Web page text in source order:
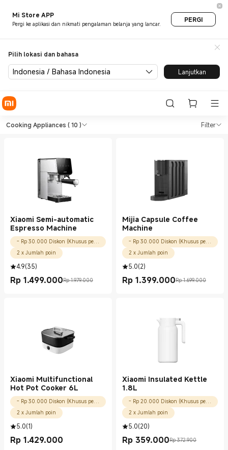
Mi Store APP
Pergi ke aplikasi dan nikmati pengalaman belanja yang lancar.
PERGI
Pilih lokasi dan bahasa
Indonesia / Bahasa Indonesia Lanjutkan
Shop Cooking Appliances in
Cooking Appliances ( 10 ) Filter
Shop Cooking Appliances in Xiaomi
Xiaomi Semi-automatic
Espresso Machine
- Rp 30.000 Diskon (Khusus pengguna baru)
2 x Jumlah poin
4.9(35)
Rp 1.499.000
Current Price Rp 1499000.00
Rp 1.979.000
Harga pemasaran Rp 1.979.000
Mijia Capsule Coffee
Machine
- Rp 30.000 Diskon (Khusus pengguna baru)
2 x Jumlah poin
5.0(2)
Rp 1.399.000
Current Price Rp 1399000.00
Rp 1.699.000
Harga pemasaran Rp 1.699.000
Xiaomi Multifunctional
Hot Pot Cooker 6L
- Rp 30.000 Diskon (Khusus pengguna baru)
2 x Jumlah poin
5.0(1)
Rp 1.429.000
Current Price Rp 1429000.00
Xiaomi Insulated Kettle
1.8L
- Rp 20.000 Diskon (Khusus pengguna baru)
2 x Jumlah poin
5.0(20)
Rp 359.000
Current Price Rp 359000.00
Rp 372.900
Harga pemasaran Rp 372.900